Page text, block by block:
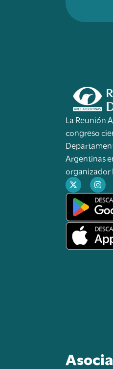
La Reunión
congreso
Argentinas
organizador